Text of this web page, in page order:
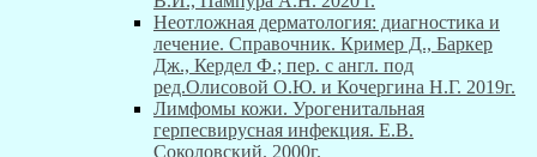
Неотложная дерматология: диагностика и
лечение. Справочник. Кример Д., Баркер
Дж., Кердел Ф.; пер. с англ. под
ред.Олисовой О.Ю. и Кочергина Н.Г. 2019г.
Лимфомы кожи. Урогенитальная
герпесвирусная инфекция. Е.В.
Соколовский. 2000г.